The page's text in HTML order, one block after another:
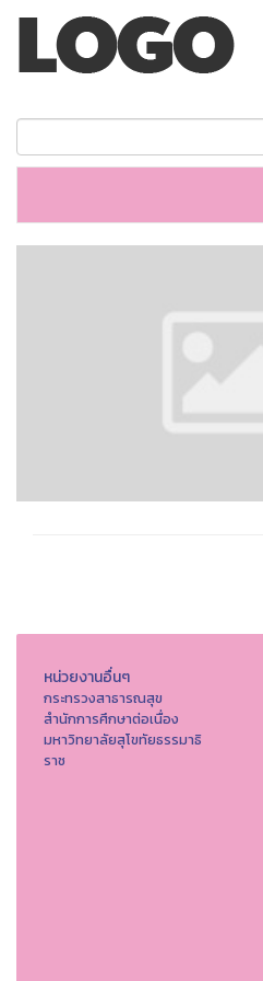
หน่วยงานอื่นๆ
กระทรวงสาธารณสุข
สำนักการศึกษาต่อเนื่อง
มหาวิทยาลัยสุโขทัยธรรมาธิ
ราช